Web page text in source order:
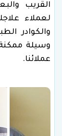
القريب
لعملاء
والكوادر
وسيلة
عملائنا.